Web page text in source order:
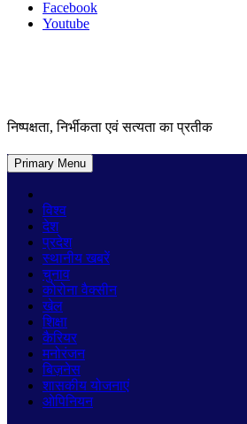
Facebook
Youtube
निष्पक्षता, निर्भीकता एवं सत्यता का प्रतीक
Primary Menu
विश्व
देश
प्रदेश
स्थानीय खबरें
चुनाव
कोरोना वैक्सीन
खेल
शिक्षा
कैरियर
मनोरंजन
बिज़नेस
शासकीय योजनाएं
ओपिनियन